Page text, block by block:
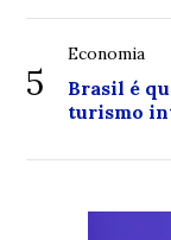
5
Economia
Brasil é
turismo